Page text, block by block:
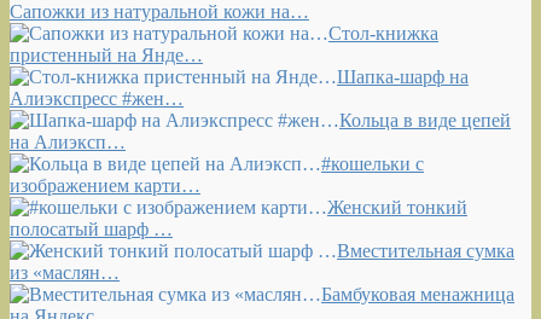
Сапожки из натуральной кожи на…
Стол-книжка
пристенный на Янде…
Шапка-шарф на
Алиэкспресс #жен…
Кольца в виде цепей
на Алиэксп…
#кошельки с
изображением карти…
Женский тонкий
полосатый шарф …
Вместительная сумка
из «маслян…
Бамбуковая менажница